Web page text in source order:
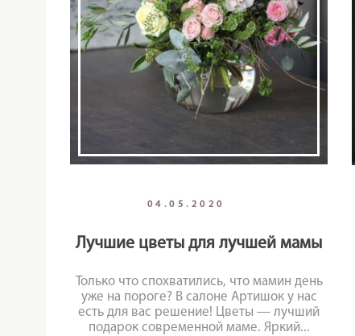
04.05.2020
Лучшие цветы для лучшей мамы
Только что спохватились, что мамин день
уже на пороге? В салоне Артишок у нас
есть для вас решение! Цветы — лучший
подарок современной маме. Яркий...